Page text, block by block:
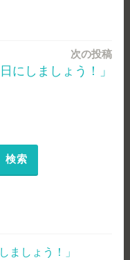
次の投稿
にしましょう！」
検索
ましょう！」